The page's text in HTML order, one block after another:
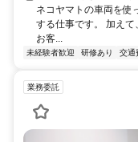
ネコヤマトの車両を使
する仕事です。 加えて
お客...
未経験者歓迎 研修あり 交通
業務委託